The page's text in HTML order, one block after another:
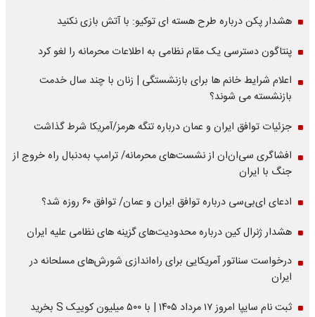
هشدار پکن درباره طرح هسته ای توکیو: با آتش بازی نکنید
پنتاگون دسترسی یک مقام نظامی به اطلاعات محرمانه را لغو کرد
اعلام شرایط خانم ها برای بازنشستگی | زنان با چند سال خدمت
بازنشسته می شوند؟
جزئیات توافق ایران و عمان درباره تنگه هرمز/آمریکا شرط گذاشت
افشاگری سی‌ان‌ان از نشست‌های محرمانه/ ترامپ به‌دنبال راه خروج از
جنگ با ایران
ادعای ای‌بی‌سی درباره توافق ایران و عمان/ توافق ۶۰ روزه شد؟
هشدار ژنرال کین درباره محدودیت‌های گزینه های نظامی علیه ایران
درخواست سناتور آمریکایی برای راه‌اندازی شورش‌های مسلحانه در
ایران
ثبت نام سایپا امروز ۱۷ مرداد ۱۴۰۵ | با ۵۰۰ میلیون کوییک S بخرید